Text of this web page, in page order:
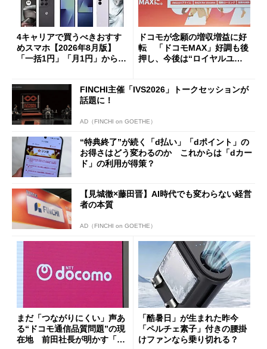
4キャリアで買うべきおすす
めスマホ【2026年8月版】
「一括1円」「月1円」からお
ドコモが念願の増収増益に好
転 「ドコモMAX」好調も後
押し、今後は“ロイヤルユー
FINCHI主催「IVS2026」トークセッションが
話題に！
AD（FINCHI on GOETHE）
“特典終了”が続く「d払い」「dポイント」の
お得さはどう変わるのか これからは「dカー
ド」の利用が得策？
【見城徹×藤田晋】AI時代でも変わらない経営
者の本質
AD（FINCHI on GOETHE）
まだ「つながりにくい」声あ
る“ドコモ通信品質問題”の現
在地 前田社長が明かす「道
「酷暑日」が生まれた昨今
「ペルチェ素子」付きの腰掛
けファンなら乗り切れる？